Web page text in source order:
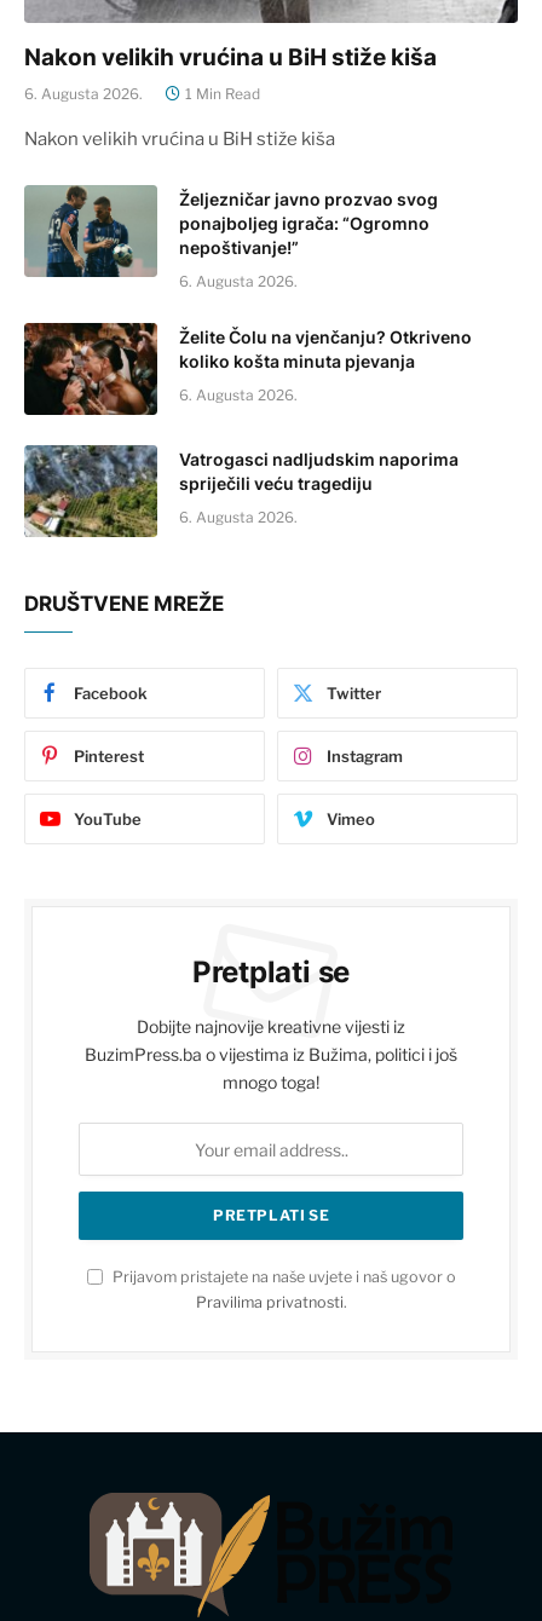
Nakon velikih vrućina u BiH stiže kiša
6. Augusta 2026. 1 Min Read
Nakon velikih vrućina u BiH stiže kiša
Željezničar javno prozvao svog
ponajboljeg igrača: “Ogromno
nepoštivanje!”
6. Augusta 2026.
Želite Čolu na vjenčanju? Otkriveno
koliko košta minuta pjevanja
6. Augusta 2026.
Vatrogasci nadljudskim naporima
spriječili veću tragediju
6. Augusta 2026.
DRUŠTVENE MREŽE
Facebook Twitter
Pinterest Instagram
YouTube Vimeo
Pretplati se
Dobijte najnovije kreativne vijesti iz
BuzimPress.ba o vijestima iz Bužima, politici i još
mnogo toga!
Prijavom pristajete na naše uvjete i naš ugovor o
Pravilima privatnosti.